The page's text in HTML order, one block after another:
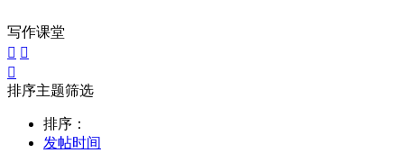
写作课堂
 

排序主题筛选
排序：
发帖时间